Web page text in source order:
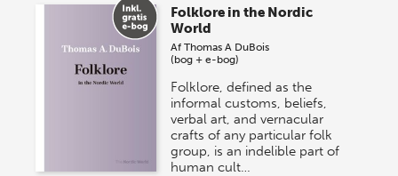
Folklore in the Nordic
World
AfThomas A DuBois
(bog + e-bog)
Folklore, defined as the
informal customs, beliefs,
verbal art, and vernacular
crafts of any particular folk
group, is an indelible part of
human cult…